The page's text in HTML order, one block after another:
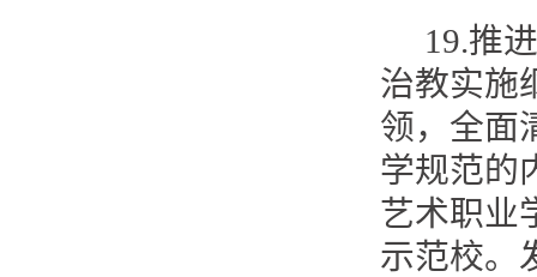
19.推
治教实施
领，全面
学规范的
艺术职业
示范校。